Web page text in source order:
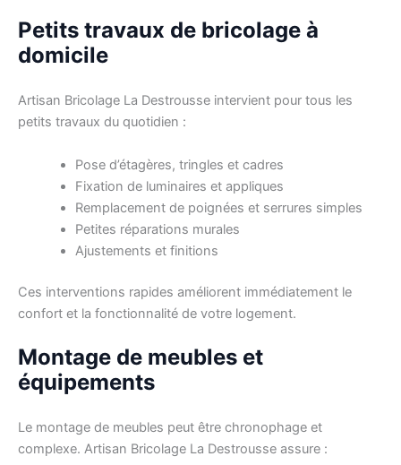
Petits travaux de bricolage à
domicile
Artisan Bricolage La Destrousse intervient pour tous les
petits travaux du quotidien :
Pose d’étagères, tringles et cadres
Fixation de luminaires et appliques
Remplacement de poignées et serrures simples
Petites réparations murales
Ajustements et finitions
Ces interventions rapides améliorent immédiatement le
confort et la fonctionnalité de votre logement.
Montage de meubles et
équipements
Le montage de meubles peut être chronophage et
complexe. Artisan Bricolage La Destrousse assure :